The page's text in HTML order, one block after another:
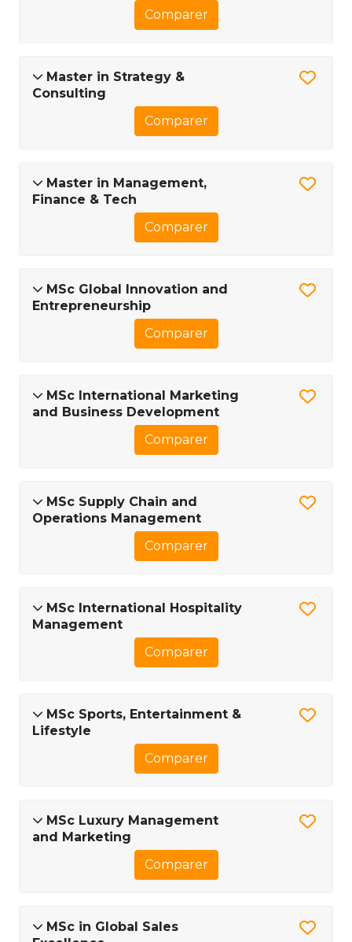
Comparer
Master in Strategy &
Consulting
Comparer
Master in Management,
Finance & Tech
Comparer
MSc Global Innovation and
Entrepreneurship
Comparer
MSc International Marketing
and Business Development
Comparer
MSc Supply Chain and
Operations Management
Comparer
MSc International Hospitality
Management
Comparer
MSc Sports, Entertainment &
Lifestyle
Comparer
MSc Luxury Management
and Marketing
Comparer
MSc in Global Sales